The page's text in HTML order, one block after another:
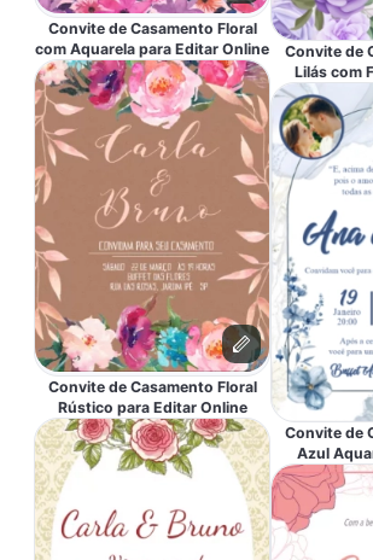
Convite de Casamento Floral
com Aquarela para Editar Online
Convite de Casamento Floral
Rústico para Editar Online
Convite de
Lilás com
Convite de
Azul